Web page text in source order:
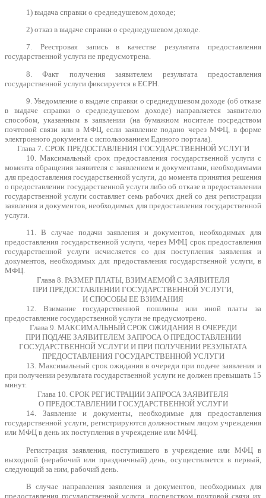
1) выдача справки о среднедушевом доходе;
2) отказ в выдаче справки о среднедушевом доходе.
7. Реестровая запись в качестве результата предоставления
государственной услуги не предусмотрена.
8. Факт получения заявителем результата предоставления
государственной услуги фиксируется в ЕСРН.
9. Уведомление о выдаче справки о среднедушевом доходе (об отказе
в выдаче справки о среднедушевом доходе) направляется заявителю
способом, указанным в заявлении (на бумажном носителе посредством
почтовой связи или в МФЦ, если заявление подано через МФЦ, в форме
электронного документа с использованием Единого портала).
Глава 7. СРОК ПРЕДОСТАВЛЕНИЯ ГОСУДАРСТВЕННОЙ УСЛУГИ
10. Максимальный срок предоставления государственной услуги с
момента обращения заявителя с заявлением и документами, необходимыми
для предоставления государственной услуги, до момента принятия решения
о предоставлении государственной услуги либо об отказе в предоставлении
государственной услуги составляет семь рабочих дней со дня регистрации
заявления и документов, необходимых для предоставления государственной
услуги.
11. В случае подачи заявления и документов, необходимых для
предоставления государственной услуги, через МФЦ срок предоставления
государственной услуги исчисляется со дня поступления заявления и
документов, необходимых для предоставления государственной услуги, в
МФЦ.
Глава 8. РАЗМЕР ПЛАТЫ, ВЗИМАЕМОЙ С ЗАЯВИТЕЛЯ
ПРИ ПРЕДОСТАВЛЕНИИ ГОСУДАРСТВЕННОЙ УСЛУГИ,
И СПОСОБЫ ЕЕ ВЗИМАНИЯ
12. Взимание государственной пошлины или иной платы за
предоставление государственной услуги не предусмотрено.
Глава 9. МАКСИМАЛЬНЫЙ СРОК ОЖИДАНИЯ В ОЧЕРЕДИ
ПРИ ПОДАЧЕ ЗАЯВИТЕЛЕМ ЗАПРОСА О ПРЕДОСТАВЛЕНИИ
ГОСУДАРСТВЕННОЙ УСЛУГИ И ПРИ ПОЛУЧЕНИИ РЕЗУЛЬТАТА
ПРЕДОСТАВЛЕНИЯ ГОСУДАРСТВЕННОЙ УСЛУГИ
13. Максимальный срок ожидания в очереди при подаче заявления и
при получении результата государственной услуги не должен превышать 15
минут.
Глава 10. СРОК РЕГИСТРАЦИИ ЗАПРОСА ЗАЯВИТЕЛЯ
О ПРЕДОСТАВЛЕНИИ ГОСУДАРСТВЕННОЙ УСЛУГИ
14. Заявление и документы, необходимые для предоставления
государственной услуги, регистрируются должностным лицом учреждения
или МФЦ в день их поступления в учреждение или МФЦ.
Регистрация заявления, поступившего в учреждение или МФЦ в
выходной (нерабочий или праздничный) день, осуществляется в первый,
следующий за ним, рабочий день.
В случае направления заявления и документов, необходимых для
предоставления государственной услуги, посредством почтовой связи их